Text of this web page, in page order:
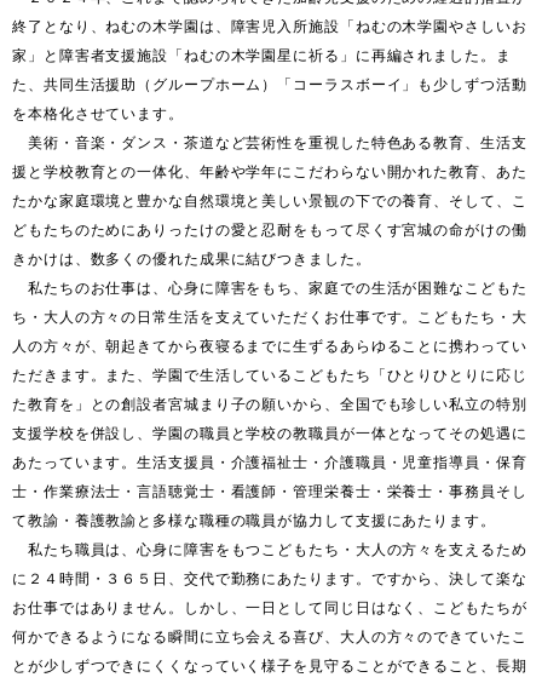
終了となり、ねむの木学園は、障害児入所施設「ねむの木学園やさしいお
家」と障害者支援施設「ねむの木学園星に祈る」に再編されました。ま
た、共同生活援助（グループホーム）「コーラスボーイ」も少しずつ活動
を本格化させています。
美術・音楽・ダンス・茶道など芸術性を重視した特色ある教育、生活支
援と学校教育との一体化、年齢や学年にこだわらない開かれた教育、あた
たかな家庭環境と豊かな自然環境と美しい景観の下での養育、そして、こ
どもたちのためにありったけの愛と忍耐をもって尽くす宮城の命がけの働
きかけは、数多くの優れた成果に結びつきました。
私たちのお仕事は、心身に障害をもち、家庭での生活が困難なこどもた
ち・大人の方々の日常生活を支えていただくお仕事です。こどもたち・大
人の方々が、朝起きてから夜寝るまでに生ずるあらゆることに携わってい
ただきます。また、学園で生活しているこどもたち「ひとりひとりに応じ
た教育を」との創設者宮城まり子の願いから、全国でも珍しい私立の特別
支援学校を併設し、学園の職員と学校の教職員が一体となってその処遇に
あたっています。生活支援員・介護福祉士・介護職員・児童指導員・保育
士・作業療法士・言語聴覚士・看護師・管理栄養士・栄養士・事務員そし
て教諭・養護教諭と多様な職種の職員が協力して支援にあたります。
私たち職員は、心身に障害をもつこどもたち・大人の方々を支えるため
に２４時間・３６５日、交代で勤務にあたります。ですから、決して楽な
お仕事ではありません。しかし、一日として同じ日はなく、こどもたちが
何かできるようになる瞬間に立ち会える喜び、大人の方々のできていたこ
とが少しずつできにくくなっていく様子を見守ることができること、長期